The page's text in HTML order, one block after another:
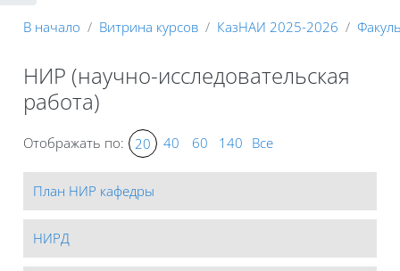
В начало Витрина курсов КазНАИ 2025-2026
НИР (научно-исследовательская
работа)
Отображать по: 20 40 60 140 Все
План НИР кафедры
НИРД